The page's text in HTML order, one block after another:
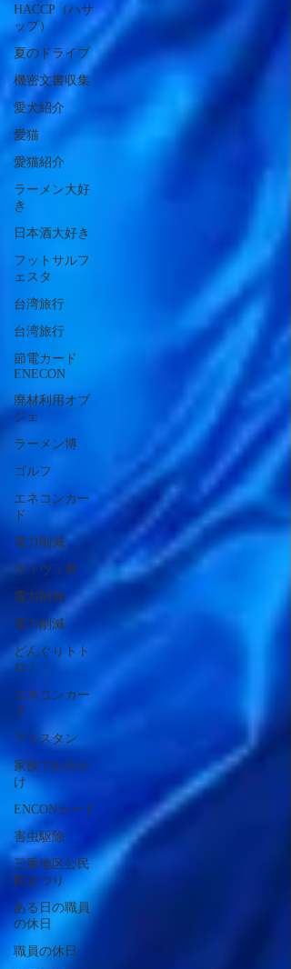
HACCP（ハサ
ップ）
夏のドライブ
機密文書収集
愛犬紹介
愛猫
愛猫紹介
ラーメン大好
き
日本酒大好き
フットサルフ
ェスタ
台湾旅行
台湾旅行
節電カード
ENECON
廃材利用オブ
ジェ
ラーメン博
ゴルフ
エネコンカー
ド
電力削減
ヴィヴィ君
電力削減
電力削減
どんぐりトト
ロ！
エネコンカー
ド
アイスタン
家族でお出か
け
ENCONカード
害虫駆除
三重地区公民
館まつり
ある日の職員
の休日
職員の休日